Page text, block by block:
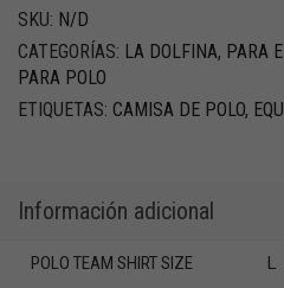
SKU: N/D
CATEGORÍAS: LA DOLFINA, PARA
PARA POLO
ETIQUETAS: CAMISA DE POLO,
Información adicional
POLO TEAM SHIRT SIZE L